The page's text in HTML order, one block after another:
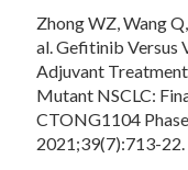
Zhong WZ, Wang
al. Gefitinib Versus
Adjuvant
Mutant NSCLC:
CTONG1104
2021;39(7):713-22.